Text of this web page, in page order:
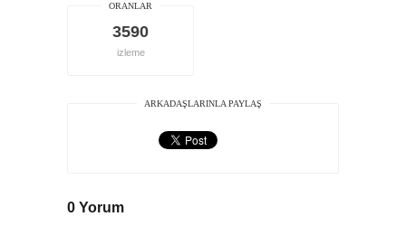
ORANLAR
3590
izleme
ARKADAŞLARINLA PAYLAŞ
0 Yorum